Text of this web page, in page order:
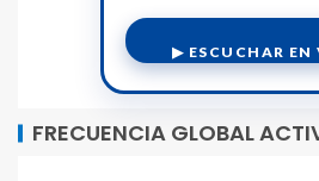
▶ ESCUCHAR EN
FRECUENCIA GLOBAL